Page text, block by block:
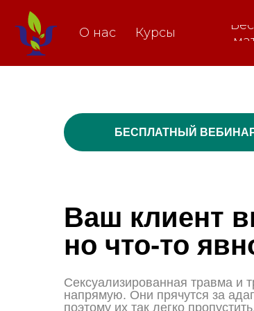
Курсы
О нас
БЕСПЛАТНЫЙ
Сексуализированная травма и
напрямую. Они прячутся за
поэтому их так легко
Ваш клиент
но что-то